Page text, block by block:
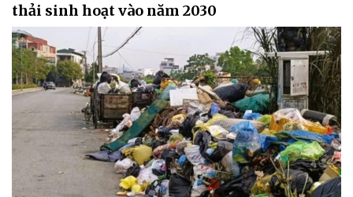
thải sinh hoạt vào năm 2030